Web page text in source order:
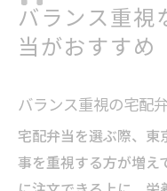
バランス重視
当がおすすめ
バランス重視の宅配
宅配弁当を選ぶ際、
事を重視する方が増え